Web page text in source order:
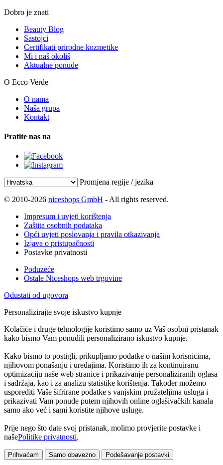
Dobro je znati
Beauty Blog
Sastojci
Certifikati prirodne kozmetike
Mi i naš okoliš
Aktualne ponude
O Ecco Verde
O nama
Naša grupa
Kontakt
Pratite nas na
Promjena regije / jezika
© 2010-2026 niceshops GmbH - All rights reserved.
Impresum i uvjeti korištenja
Zaštita osobnih podataka
Opći uvjeti poslovanja i pravila otkazivanja
Izjava o pristupačnosti
Postavke privatnosti
Poduzeće
Ostale Niceshops web trgovine
Odustati od ugovora
Personalizirajte svoje iskustvo kupnje
Kolačiće i druge tehnologije koristimo samo uz Vaš osobni pristanak
kako bismo Vam ponudili personalizirano iskustvo kupnje.
Kako bismo to postigli, prikupljamo podatke o našim korisnicima,
njihovom ponašanju i uređajima. Koristimo ih za kontinuiranu
optimizaciju naše web stranice i prikazivanje personaliziranih oglasa
i sadržaja, kao i za analizu statistike korištenja. Također možemo
usporediti Vaše šifrirane podatke s vanjskim pružateljima usluga i
prikazivati Vam ponude putem njihovih online oglašivačkih kanala
samo ako već i sami koristite njihove usluge.
Prije nego što date svoj pristanak, molimo provjerite postavke i
našePolitike privatnosti.
Prihvaćam Samo obavezno Podešavanje postavki